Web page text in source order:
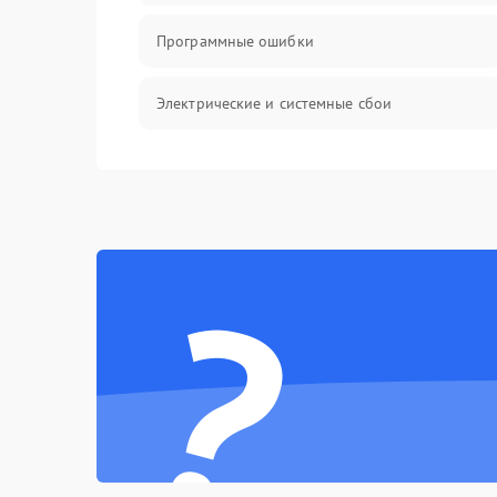
Программные ошибки
Электрические и системные сбои
Система охлаждения
?